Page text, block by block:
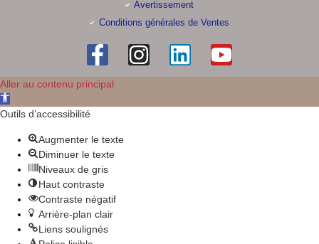
Avertissement
Conditions générales de Ventes
Aller au contenu principal
Ouvrir la barre d’outils
Outils d’accessibilité
Augmenter le texte
Diminuer le texte
Niveaux de gris
Haut contraste
Contraste négatif
Arrière-plan clair
Liens soulignés